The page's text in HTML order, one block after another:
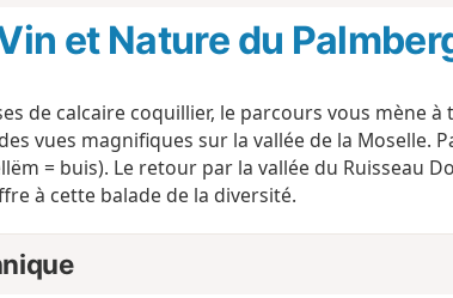
et Nature du
de calcaire coquillier, le parcours vous mène
vues magnifiques sur la vallée de la Moselle.
= buis). Le retour par la vallée du Ruisseau
à cette balade de la diversité.